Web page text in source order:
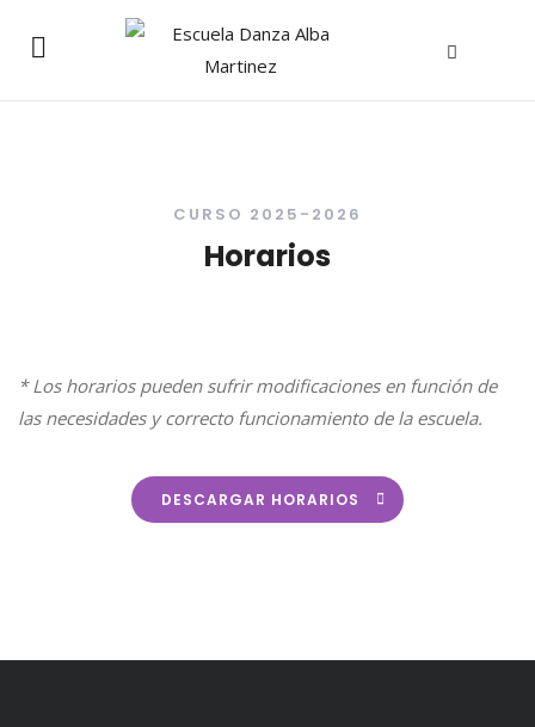
CURSO 2025-2026
Horarios
* Los horarios pueden sufrir modificaciones en función de
las necesidades y correcto funcionamiento de la escuela.
DESCARGAR HORARIOS